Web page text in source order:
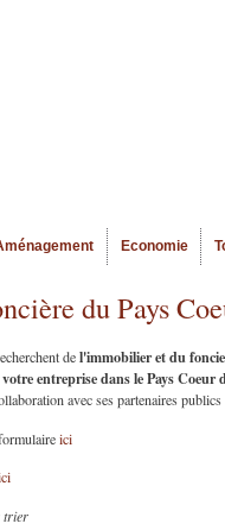
Economie
du Pays
del'immobilier et du
entreprise dans le Pays
avec ses partenaires
ici
trier